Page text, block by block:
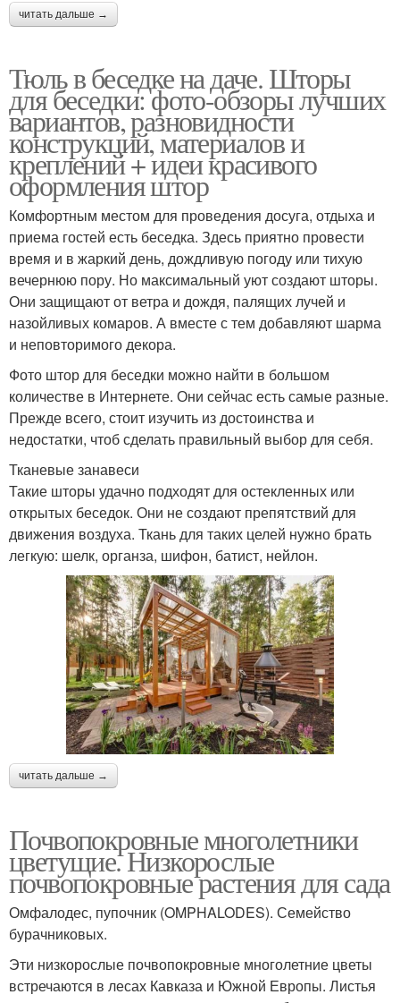
читать дальше →
Тюль в беседке на даче. Шторы
для беседки: фото-обзоры лучших
вариантов, разновидности
конструкций, материалов и
креплений + идеи красивого
оформления штор
Комфортным местом для проведения досуга, отдыха и
приема гостей есть беседка. Здесь приятно провести
время и в жаркий день, дождливую погоду или тихую
вечернюю пору. Но максимальный уют создают шторы.
Они защищают от ветра и дождя, палящих лучей и
назойливых комаров. А вместе с тем добавляют шарма
и неповторимого декора.
Фото штор для беседки можно найти в большом
количестве в Интернете. Они сейчас есть самые разные.
Прежде всего, стоит изучить из достоинства и
недостатки, чтоб сделать правильный выбор для себя.
Тканевые занавеси
Такие шторы удачно подходят для остекленных или
открытых беседок. Они не создают препятствий для
движения воздуха. Ткань для таких целей нужно брать
легкую: шелк, органза, шифон, батист, нейлон.
читать дальше →
Почвопокровные многолетники
цветущие. Низкорослые
почвопокровные растения для сада
Омфалодес, пупочник (OMPHALODES). Семейство
бурачниковых.
Эти низкорослые почвопокровные многолетние цветы
встречаются в лесах Кавказа и Южной Европы. Листья